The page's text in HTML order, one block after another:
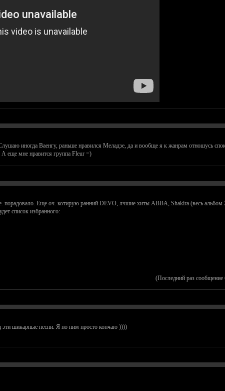
иногда Ваенгу, раньше нравился Меладзе, да и вообще я к жанрам отношусь
еще мне нравится группа Fleur =)
порадовало. Еще оч. котирую ранний DEVO, лчшие хиты ABBA, Shakira (весь
список избранного:
(Последний раз сообщение
эти шикарные песни. Я по ним просто кончаю ))))